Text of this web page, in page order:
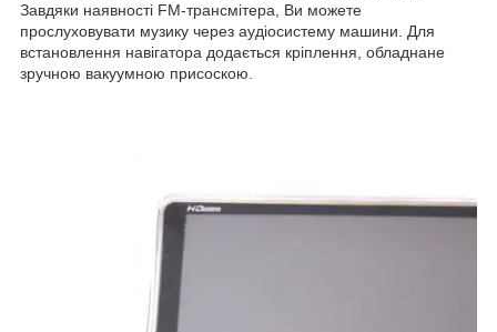
Завдяки наявності FM-трансмітера, Ви можете
прослуховувати музику через аудіосистему машини. Для
встановлення навігатора додається кріплення, обладнане
зручною вакуумною присоскою.